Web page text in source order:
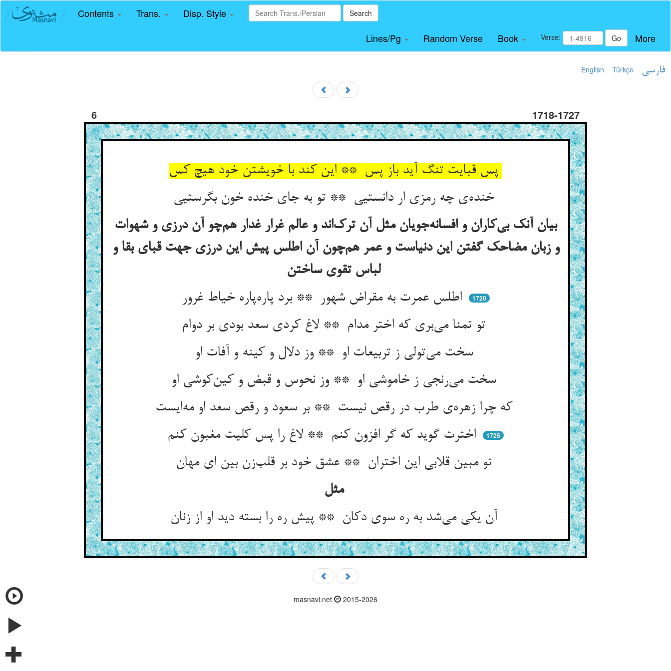
Contents Trans. Disp. Style Search
Lines/Pg Random Verse Book Verse: Go More
English Türkçe فارسی
6 1718-1727
بیان آنک بی‌کاران و افسانه‌جویان مثل آن ترک‌اند و عالم غرار غدار هم‌چو آن درزی و شهوات
و زبان مضاحک گفتن این دنیاست و عمر هم‌چون آن اطلس پیش این درزی جهت قبای بقا و
لباس تقوی ساختن
اطلس عمرت به مقراض شهور ** برد پاره‌پاره خیاط غرور
1720
سخت می‌تولی ز تربیعات او ** وز دلال و کینه و آفات او
سخت می‌رنجی ز خاموشی او ** وز نحوس و قبض و کین‌کوشی او
که چرا زهره‌ی طرب در رقص نیست ** بر سعود و رقص سعد او مه‌ایست
1725
تو مبین قلابی این اختران ** عشق خود بر قلب‌زن بین ای مهان
مثل
masnavi.net 2015-2026